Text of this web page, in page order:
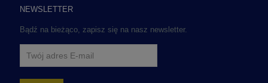
NEWSLETTER
Bądź na bieżąco, zapisz się na nasz newsletter.